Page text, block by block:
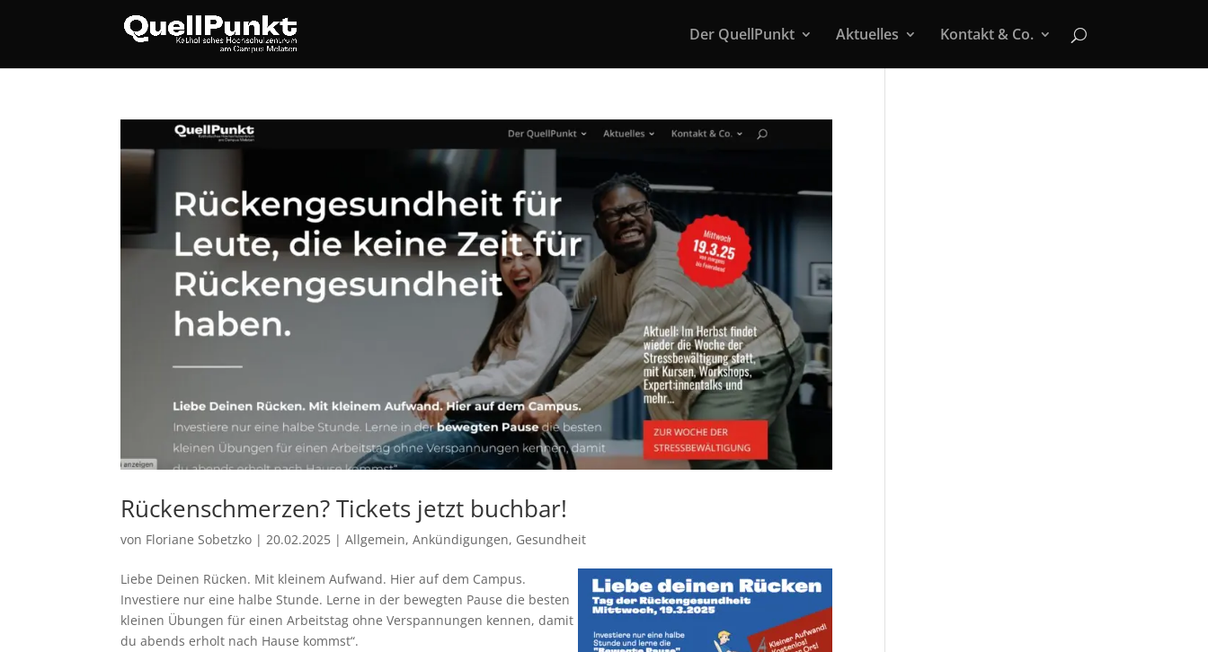
Der QuellPunkt Aktuelles Kontakt & Co.
Rückenschmerzen? Tickets jetzt buchbar!
von Floriane Sobetzko |20.02.2025 |Allgemein,Ankündigungen, Gesundheit
Liebe Deinen Rücken. Mit kleinem Aufwand. Hier auf dem Campus.
Investiere nur eine halbe Stunde. Lerne in der bewegten Pause die besten
kleinen Übungen für einen Arbeitstag ohne Verspannungen kennen, damit
du abends erholt nach Hause kommst“.